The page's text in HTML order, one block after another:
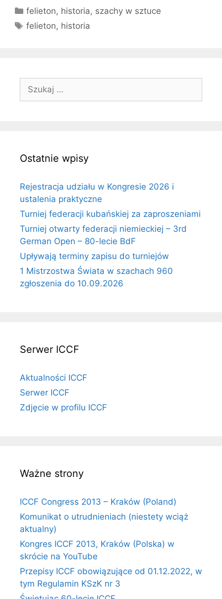
Kategorie
felieton, historia, szachy w sztuce
Tagi
felieton, historia
Ostatnie wpisy
Rejestracja udziału w Kongresie 2026 i
ustalenia praktyczne
Turniej federacji kubańskiej za zaproszeniami
Turniej otwarty federacji niemieckiej – 3rd
German Open – 80-lecie BdF
Upływają terminy zapisu do turniejów
1 Mistrzostwa Świata w szachach 960
zgłoszenia do 10.09.2026
Serwer ICCF
Aktualności ICCF
Serwer ICCF
Zdjęcie w profilu ICCF
Ważne strony
ICCF Congress 2013 – Kraków (Poland)
Komunikat o utrudnieniach (niestety wciąż
aktualny)
Kongres ICCF 2013, Kraków (Polska) w
skrócie na YouTube
Przepisy ICCF obowiązujące od 01.12.2022, w
tym Regulamin KSzK nr 3